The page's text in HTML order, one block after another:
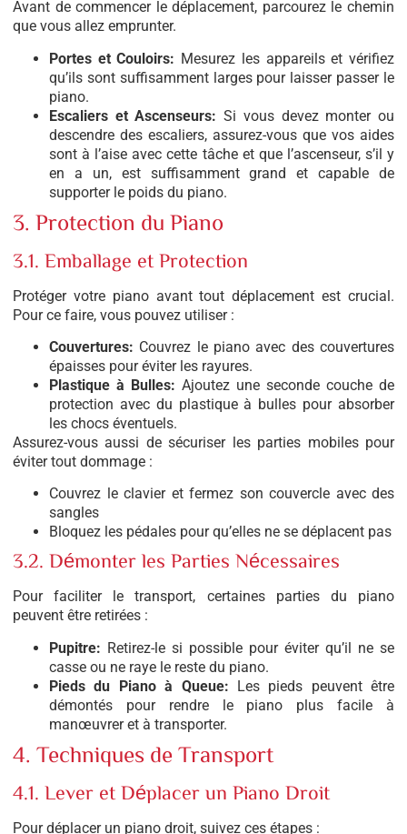
Avant de commencer le déplacement, parcourez le chemin
que vous allez emprunter.
Portes et Couloirs: Mesurez les appareils et vérifiez
qu’ils sont suffisamment larges pour laisser passer le
piano.
Escaliers et Ascenseurs: Si vous devez monter ou
descendre des escaliers, assurez-vous que vos aides
sont à l’aise avec cette tâche et que l’ascenseur, s’il y
en a un, est suffisamment grand et capable de
supporter le poids du piano.
3. Protection du Piano
3.1. Emballage et Protection
Protéger votre piano avant tout déplacement est crucial.
Pour ce faire, vous pouvez utiliser :
Couvertures: Couvrez le piano avec des couvertures
épaisses pour éviter les rayures.
Plastique à Bulles: Ajoutez une seconde couche de
protection avec du plastique à bulles pour absorber
les chocs éventuels.
Assurez-vous aussi de sécuriser les parties mobiles pour
éviter tout dommage :
Couvrez le clavier et fermez son couvercle avec des
sangles
Bloquez les pédales pour qu’elles ne se déplacent pas
3.2. Démonter les Parties Nécessaires
Pour faciliter le transport, certaines parties du piano
peuvent être retirées :
Pupitre: Retirez-le si possible pour éviter qu’il ne se
casse ou ne raye le reste du piano.
Pieds du Piano à Queue: Les pieds peuvent être
démontés pour rendre le piano plus facile à
manœuvrer et à transporter.
4. Techniques de Transport
4.1. Lever et Déplacer un Piano Droit
Pour déplacer un piano droit, suivez ces étapes :